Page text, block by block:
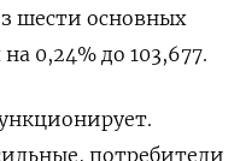
шести основных
0,24% до 103,677​.
потребители